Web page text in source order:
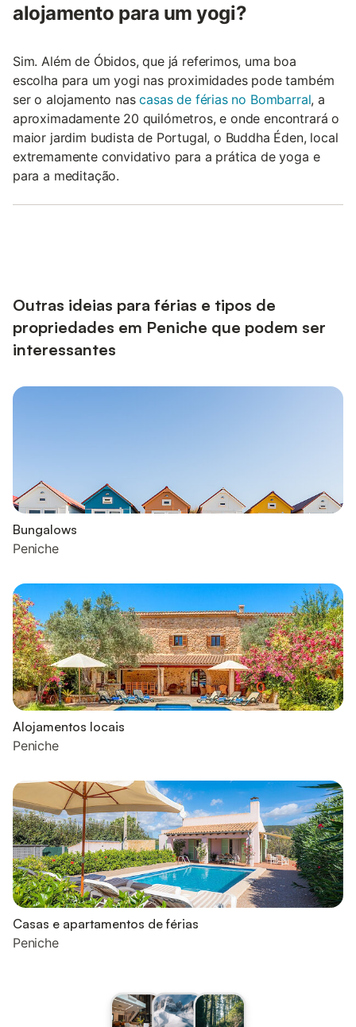
alojamento para um yogi?
Sim. Além de Óbidos, que já referimos, uma boa
escolha para um yogi nas proximidades pode também
ser o alojamento nascasas de férias no Bombarral, a
aproximadamente 20 quilómetros, e onde encontrará o
maior jardim budista de Portugal, o Buddha Éden, local
extremamente convidativo para a prática de yoga e
para a meditação.
Outras ideias para férias e tipos de
propriedades em Peniche que podem ser
interessantes
Bungalows
Peniche
Alojamentos locais
Peniche
Casas e apartamentos de férias
Peniche